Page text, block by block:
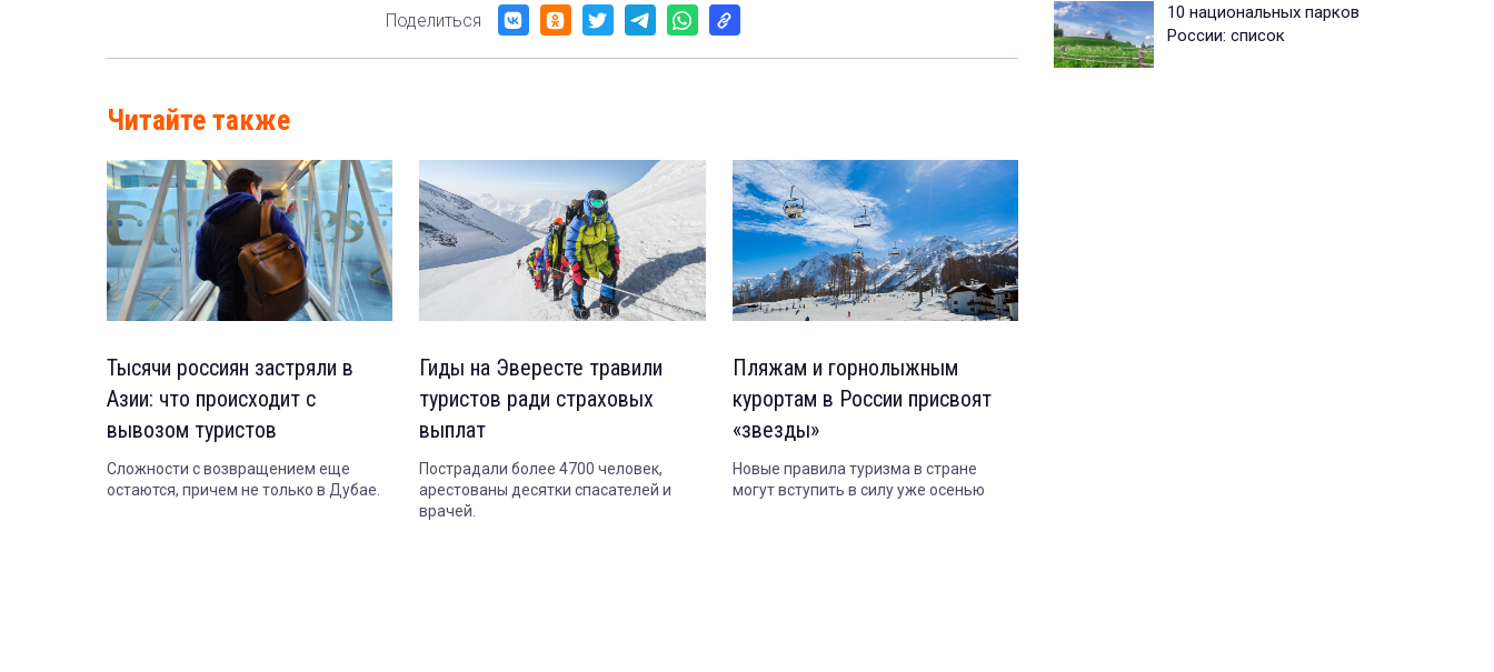
Поделиться
Читайте также
Тысячи россиян застряли в
Азии: что происходит с
вывозом туристов
Сложности с возвращением еще
остаются, причем не только в Дубае.
Гиды на Эвересте травили
туристов ради страховых
выплат
Пострадали более 4700 человек,
арестованы десятки спасателей и
врачей.
Пляжам и горнолыжным
курортам в России присвоят
«звезды»
Новые правила туризма в стране
могут вступить в силу уже осенью
10 национальных парков
России: список